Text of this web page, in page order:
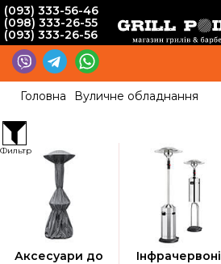
(093) 333-56-46
(098) 333-26-55
(093) 333-26-56
Головна Вуличне обладнання
Аксесуари до
Інфрачервоні
Фильтр